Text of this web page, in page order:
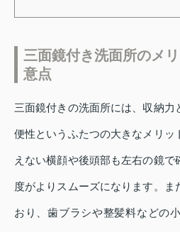
三面鏡付き洗面所のメ
意点
三面鏡付きの洗面所には、収納力
便性というふたつの大きなメリッ
えない横顔や後頭部も左右の鏡で
度がよりスムーズになります。ま
おり、歯ブラシや整髪料などの